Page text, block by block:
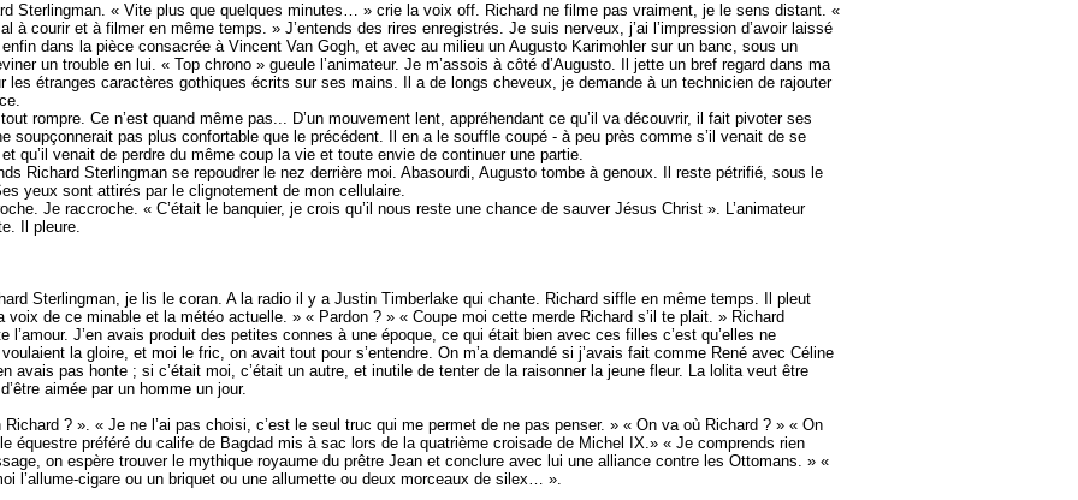
Sterlingman. « Vite plus que quelques minutes… » crie la voix off. Richard ne filme pas vraiment, je le sens distant. «
à courir et à filmer en même temps. » J’entends des rires enregistrés. Je suis nerveux, j’ai l’impression d’avoir laissé
dans la pièce consacrée à Vincent Van Gogh, et avec au milieu un Augusto Karimohler sur un banc, sous un
un trouble en lui. « Top chrono » gueule l’animateur. Je m’assois à côté d’Augusto. Il jette un bref regard dans ma
étranges caractères gothiques écrits sur ses mains. Il a de longs cheveux, je demande à un technicien de rajouter
rompre. Ce n’est quand même pas... D’un mouvement lent, appréhendant ce qu’il va découvrir, il fait pivoter ses
soupçonnerait pas plus confortable que le précédent. Il en a le souffle coupé - à peu près comme s’il venait de se
qu’il venait de perdre du même coup la vie et toute envie de continuer une partie.
Richard Sterlingman se repoudrer le nez derrière moi. Abasourdi, Augusto tombe à genoux. Il reste pétrifié, sous le
yeux sont attirés par le clignotement de mon cellulaire.
Je raccroche. « C’était le banquier, je crois qu’il nous reste une chance de sauver Jésus Christ ». L’animateur
Il pleure.
Sterlingman, je lis le coran. A la radio il y a Justin Timberlake qui chante. Richard siffle en même temps. Il pleut
de ce minable et la météo actuelle. » « Pardon ? » « Coupe moi cette merde Richard s’il te plait. » Richard
l’amour. J’en avais produit des petites connes à une époque, ce qui était bien avec ces filles c’est qu’elles ne
la gloire, et moi le fric, on avait tout pour s’entendre. On m’a demandé si j’avais fait comme René avec Céline
avais pas honte ; si c’était moi, c’était un autre, et inutile de tenter de la raisonner la jeune fleur. La lolita veut être
aimée par un homme un jour.
? ». « Je ne l’ai pas choisi, c’est le seul truc qui me permet de ne pas penser. » « On va où Richard ? » « On
équestre préféré du calife de Bagdad mis à sac lors de la quatrième croisade de Michel IX.» « Je comprends rien
on espère trouver le mythique royaume du prêtre Jean et conclure avec lui une alliance contre les Ottomans. » «
l’allume-cigare ou un briquet ou une allumette ou deux morceaux de silex… ».